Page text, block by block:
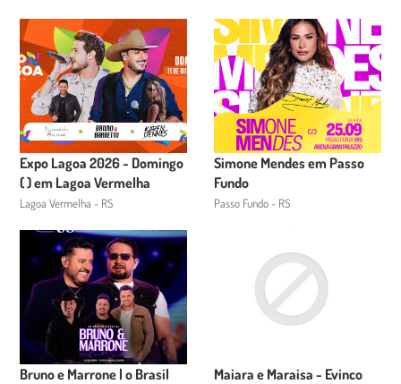
Expo Lagoa 2026 - Domingo
( ) em Lagoa Vermelha
Lagoa Vermelha - RS
Simone Mendes em Passo
Fundo
Passo Fundo - RS
Bruno e Marrone | o Brasil
Maiara e Maraisa - Evinco